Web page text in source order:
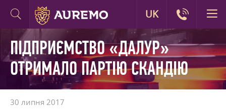
ПІДПРИЄМСТВО «ДАЛУР»
ОТРИМАЛО ПАРТІЮ СКАНДІЮ
30 липня 2017
UK